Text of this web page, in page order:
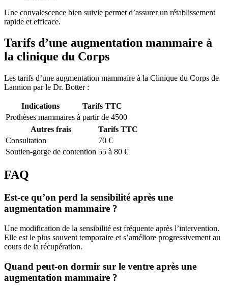
Une convalescence bien suivie permet d’assurer un rétablissement
rapide et efficace.
Tarifs d’une augmentation mammaire à
la clinique du Corps
Les tarifs d’une augmentation mammaire à la Clinique du Corps de
Lannion par le Dr. Botter :
Indications
Tarifs TTC
Prothèses mammaires à partir de 4500
Autres frais
Tarifs TTC
Consultation
70 €
Soutien-gorge de contention 55 à 80 €
FAQ
Est-ce qu’on perd la sensibilité après une
augmentation mammaire ?
Une modification de la sensibilité est fréquente après l’intervention.
Elle est le plus souvent temporaire et s’améliore progressivement au
cours de la récupération.
Quand peut-on dormir sur le ventre après une
augmentation mammaire ?